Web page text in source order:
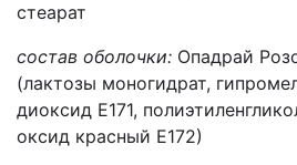
стеарат
состав оболочки: Опадрай
(лактозы моногидрат,
диоксид Е171,
оксид красный Е172)